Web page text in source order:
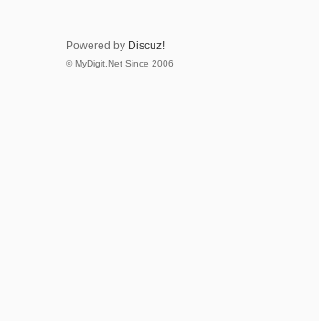
Powered by Discuz!
© MyDigit.Net Since 2006